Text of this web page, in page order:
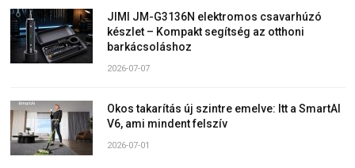
JIMI JM-G3136N elektromos csavarhúzó
készlet – Kompakt segítség az otthoni
barkácsoláshoz
2026-07-07
Okos takarítás új szintre emelve: Itt a SmartAI
V6, ami mindent felszív
2026-07-01